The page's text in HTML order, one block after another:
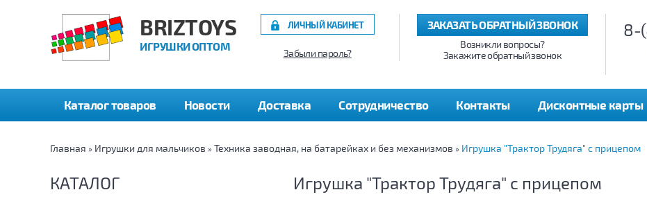
BRIZTOYS
ИГРУШКИ ОПТОМ
8-
ЗАКАЗАТЬ ОБРАТНЫЙ ЗВОНОК
Возникли вопросы?
Закажите обратный звонок
ЛИЧНЫЙ КАБИНЕТ
Забыли пароль?
Каталог товаров Новости Доставка Сотрудничество Контакты Дисконтные карты
Главная » Игрушки для мальчиков » Техника заводная, на батарейках и без механизмов » Игрушка "Трактор Трудяга" с прицепом
КАТАЛОГ Игрушка "Трактор Трудяга" с прицепом